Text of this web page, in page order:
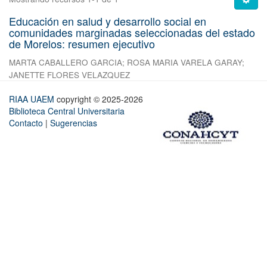
Educación en salud y desarrollo social en
comunidades marginadas seleccionadas del estado
de Morelos: resumen ejecutivo
MARTA CABALLERO GARCIA; ROSA MARIA VARELA GARAY;
JANETTE FLORES VELAZQUEZ
RIAA UAEM copyright © 2025-2026
Biblioteca Central Universitaria
Contacto | Sugerencias